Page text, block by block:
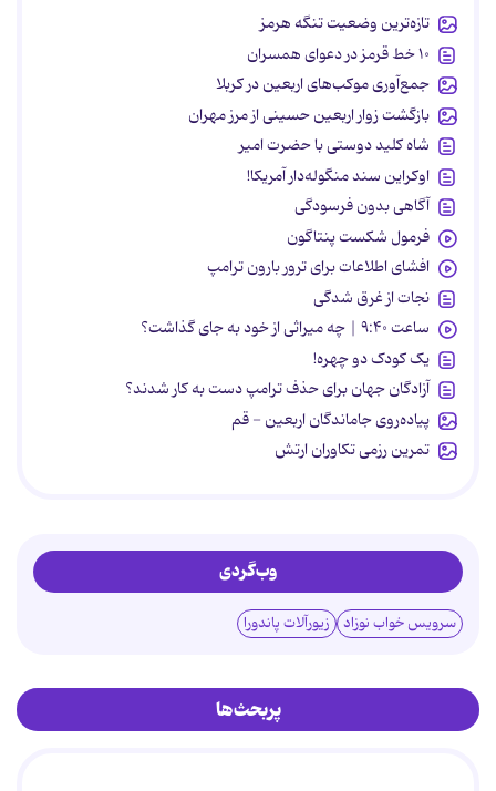
تازه‌ترین وضعیت تنگه هرمز
۱۰ خط قرمز در دعوای همسران
جمع‌آوری موکب‌های اربعین در کربلا
بازگشت زوار اربعین حسینی از مرز مهران
شاه کلید دوستی با حضرت امیر
اوکراین سند منگوله‌دار آمریکا!
آگاهی بدون فرسودگی
فرمول شکست پنتاگون
افشای اطلاعات برای ترور بارون ترامپ
نجات از غرق شدگی
ساعت ۹:۴۰ | چه میراثی از خود به جای گذاشت؟
یک کودک دو چهره!
آزادگان جهان برای حذف ترامپ دست به کار شدند؟
پیاده‌روی جاماندگان اربعین - قم
تمرین رزمی تکاوران ارتش
وب‌گردی
سرویس خواب نوزاد زیورآلات پاندورا
پربحث‌ها